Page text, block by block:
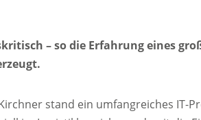
– so die Erfahrung
stand ein umfangreiches